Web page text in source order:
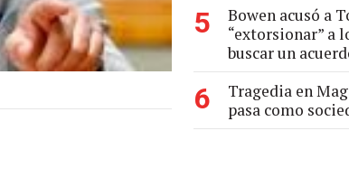
5
Bowen acusó a
“extorsionar” a
buscar un
6
Tragedia en
pasa como